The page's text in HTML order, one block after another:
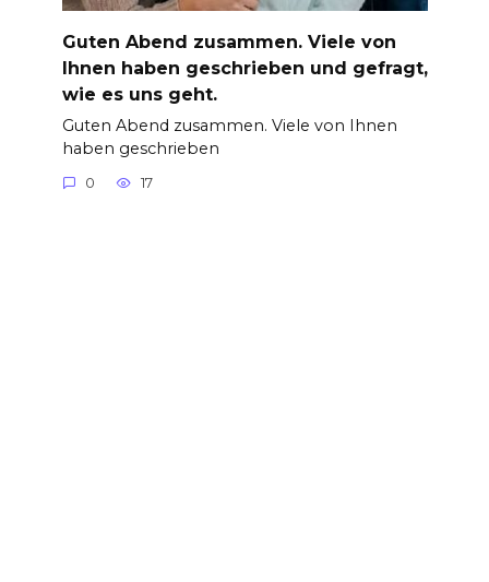
Guten Abend zusammen. Viele von
Ihnen haben geschrieben und gefragt,
wie es uns geht.
Guten Abend zusammen. Viele von Ihnen
haben geschrieben
0 17